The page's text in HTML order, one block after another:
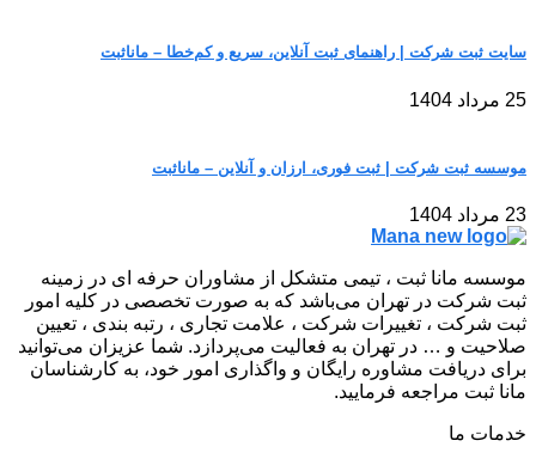
سایت ثبت شرکت | راهنمای ثبت آنلاین، سریع و کم‌خطا – مانا‌ثبت
25 مرداد 1404
موسسه ثبت شرکت | ثبت فوری، ارزان و آنلاین – مانا‌ثبت
23 مرداد 1404
موسسه مانا ثبت ، تیمی متشکل از مشاوران حرفه ای در زمینه
ثبت شرکت در تهران می‌باشد که به صورت تخصصی در کلیه امور
ثبت شرکت ، تغییرات شرکت ، علامت تجاری ، رتبه بندی ، تعیین
صلاحیت و … در تهران به فعالیت می‌پردازد. شما عزیزان می‌توانید
برای دریافت مشاوره رایگان و واگذاری امور خود، به کارشناسان
مانا ثبت مراجعه فرمایید.
خدمات ما